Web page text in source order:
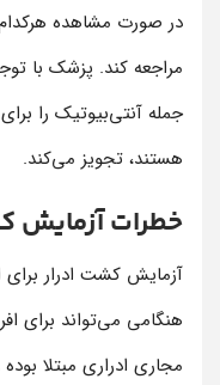
در صورت مشاهده هرکدام
مراجعه کند. پزشک با
جمله آنتی‌بیوتیک را
هستند، تجویز می‌کند.
خطرات آزمایش
آزمایش کشت ادرار
هنگامی می‌تواند برای
مجاری ادراری مبتلا